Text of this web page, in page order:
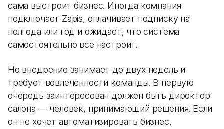
сама выстроит бизнес. Иногда компания
подключает Zapis, оплачивает подписку на
полгода или год и ожидает, что система
самостоятельно все настроит.
Но внедрение занимает до двух недель и
требует вовлеченности команды. В первую
очередь заинтересован должен быть директор
салона — человек, принимающий решения. Если
он не хочет автоматизировать бизнес,